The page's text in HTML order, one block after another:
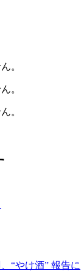
。
。
。
“やけ酒” 報告に